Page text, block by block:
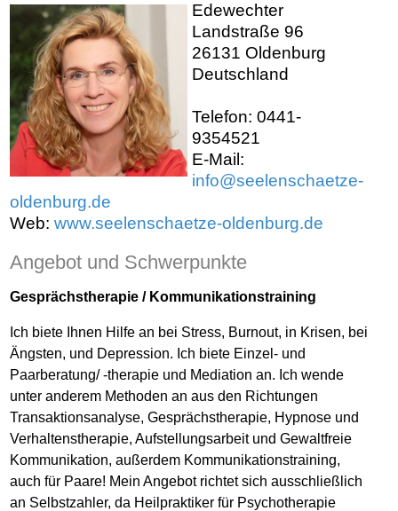
Edewechter
Landstraße 96
26131 Oldenburg
Deutschland
Telefon: 0441-
9354521
E-Mail:
info@seelenschaetze-
oldenburg.de
Web:www.seelenschaetze-oldenburg.de
Angebot und Schwerpunkte
Gesprächstherapie / Kommunikationstraining
Ich biete Ihnen Hilfe an bei Stress, Burnout, in Krisen, bei
Ängsten, und Depression. Ich biete Einzel- und
Paarberatung/ -therapie und Mediation an. Ich wende
unter anderem Methoden an aus den Richtungen
Transaktionsanalyse, Gesprächstherapie, Hypnose und
Verhaltenstherapie, Aufstellungsarbeit und Gewaltfreie
Kommunikation, außerdem Kommunikationstraining,
auch für Paare! Mein Angebot richtet sich ausschließlich
an Selbstzahler, da Heilpraktiker für Psychotherapie